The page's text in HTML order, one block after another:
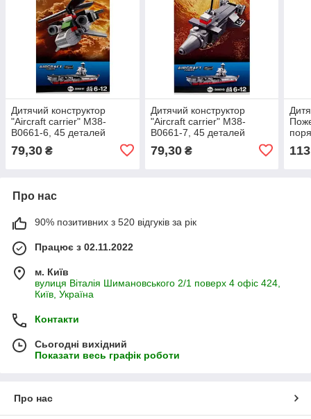
Дитячий конструктор
"Aircraft carrier" M38-
B0661-6, 45 деталей
79,30 ₴
Дитячий конструктор
"Aircraft carrier" M38-
B0661-7, 45 деталей
79,30₴
Про нас
90% позитивних з 520 відгуків за рік
Працює з 02.11.2022
м. Київ
вулиця Віталія Шимановського 2/1 поверх 4 офіс 424,
Київ, Україна
Контакти
Сьогодні вихідний
Показати весь графік роботи
Про нас